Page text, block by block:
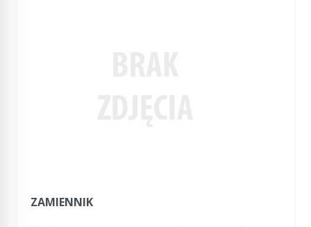
ZAMIENNIK